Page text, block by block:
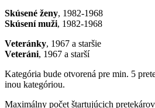
Skúsené ženy, 1982-1968
Skúsení muži, 1982-1968
Veteránky, 1967 a staršie
Veteráni, 1967 a starší
Kategória bude otvorená pre min. 5
inou kategóriou.
Maximálny počet štartujúcich